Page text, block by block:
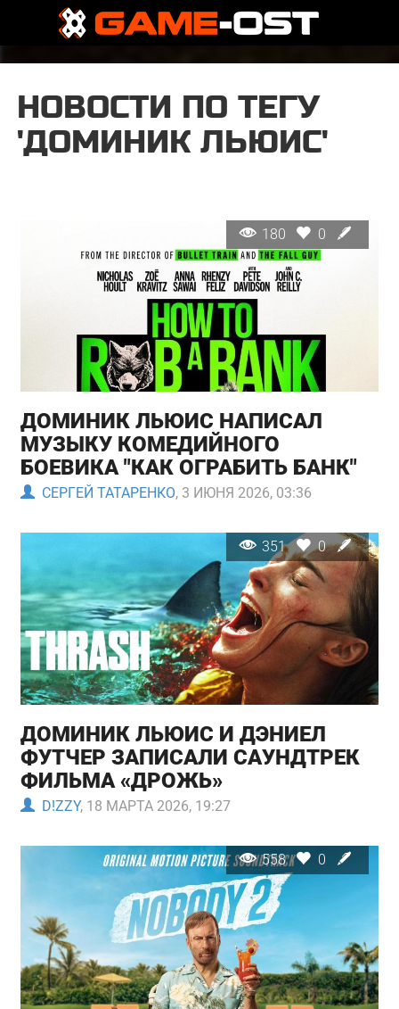
НОВОСТИ ПО ТЕГУ
'ДОМИНИК ЛЬЮИС'
180 0
ДОМИНИК ЛЬЮИС НАПИСАЛ
МУЗЫКУ КОМЕДИЙНОГО
БОЕВИКА "КАК ОГРАБИТЬ БАНК"
СЕРГЕЙ ТАТАРЕНКО, 3 ИЮНЯ 2026, 03:36
351 0
ДОМИНИК ЛЬЮИС И ДЭНИЕЛ
ФУТЧЕР ЗАПИСАЛИ САУНДТРЕК
ФИЛЬМА «ДРОЖЬ»
D!ZZY, 18 МАРТА 2026, 19:27
558 0